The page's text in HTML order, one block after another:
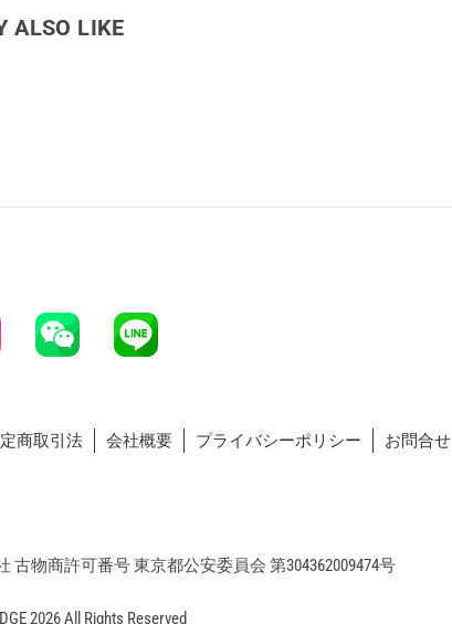
ALSO LIKE
商取引法 会社概要 プライバシーポリシー お問合せ
古物商許可番号 東京都公安委員会 第304362009474号
2026 All Rights Reserved